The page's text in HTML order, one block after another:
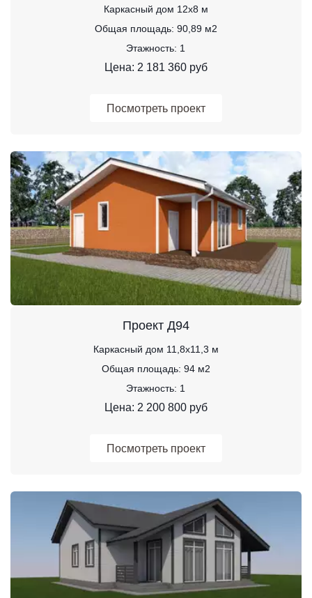
Каркасный дом 12х8 м
Общая площадь: 90,89 м2
Этажность: 1
Цена: 2 181 360 руб
Посмотреть проект
Проект Д94
Каркасный дом 11,8х11,3 м
Общая площадь: 94 м2
Этажность: 1
Цена: 2 200 800 руб
Посмотреть проект